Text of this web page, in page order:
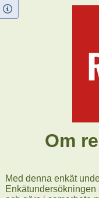
Om
Med denna enkät